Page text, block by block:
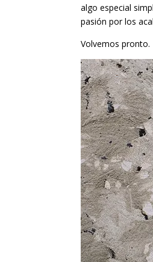
algo especial
pasión por los
Volvemos pronto.